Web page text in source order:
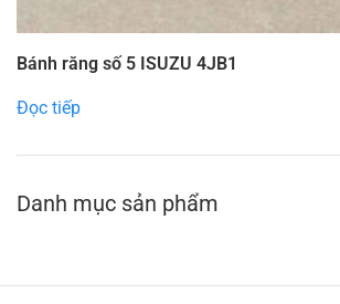
Bánh răng số 5 ISUZU 4JB1
Đọc tiếp
Danh mục sản phẩm